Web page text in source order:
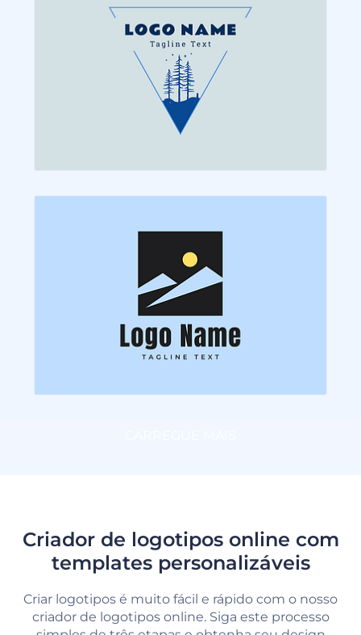
Criador de logotipos online com
templates personalizáveis
Criar logotipos é muito fácil e rápido com o nosso
criador de logotipos online. Siga este processo